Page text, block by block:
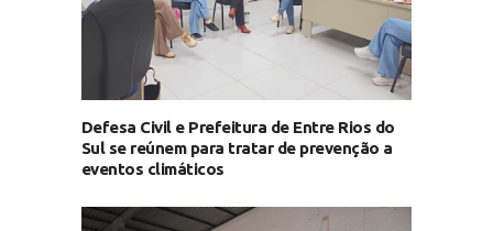
Defesa Civil e Prefeitura de Entre Rios do
Sul se reúnem para tratar de prevenção a
eventos climáticos